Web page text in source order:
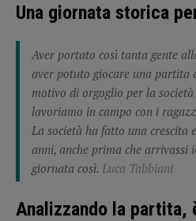
Una giornata storica
Aver portato così tanta gente
aver potuto giocare una partita
motivo di orgoglio per la
lavoriamo in campo con i
La società ha fatto una crescita
anni, anche prima che
giornata così. Luca Tabbiani
Analizzando la partita,